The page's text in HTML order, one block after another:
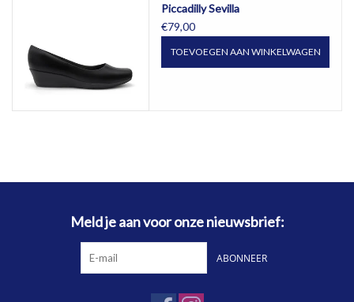
Piccadilly Sevilla
€79,00
TOEVOEGEN AAN WINKELWAGEN
Meld je aan voor onze nieuwsbrief:
ABONNEER